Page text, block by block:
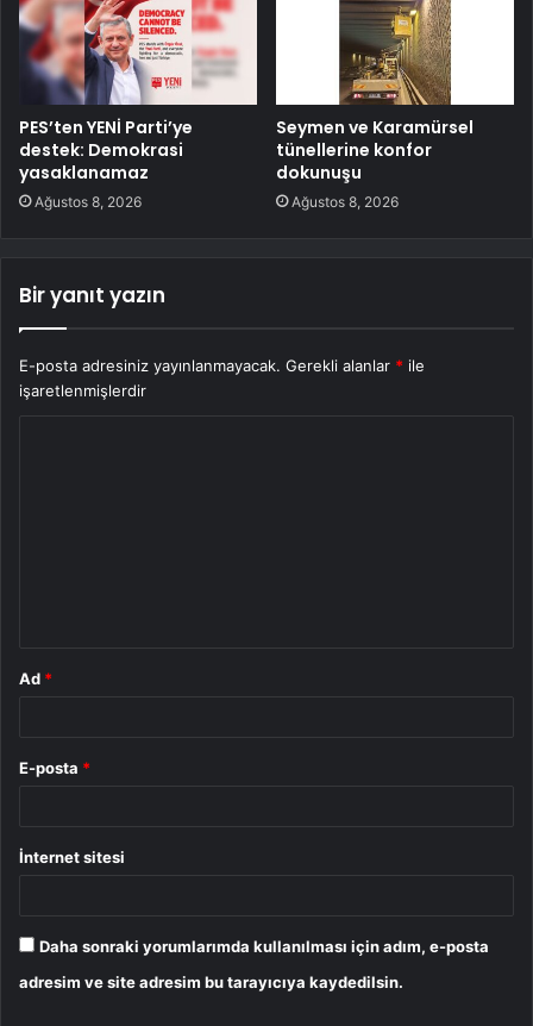
PES’ten YENİ Parti’ye
destek: Demokrasi
yasaklanamaz
Ağustos 8, 2026
Seymen ve Karamürsel
tünellerine konfor
dokunuşu
Ağustos 8, 2026
Bir yanıt yazın
E-posta adresiniz yayınlanmayacak. Gerekli alanlar * ile
işaretlenmişlerdir
Ad *
E-posta *
İnternet sitesi
Daha sonraki yorumlarımda kullanılması için adım, e-posta
adresim ve site adresim bu tarayıcıya kaydedilsin.